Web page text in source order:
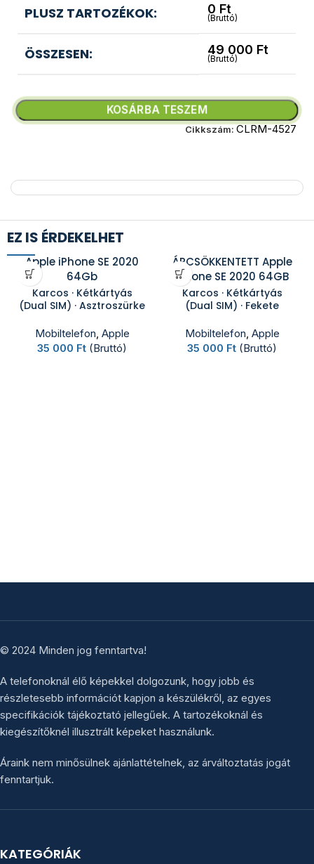
PLUSZ TARTOZÉKOK: 0 Ft
(Bruttó)
ÖSSZESEN: 49 000 Ft
(Bruttó)
KOSÁRBA TESZEM
Cikkszám: CLRM-4527
EZ IS ÉRDEKELHET
Apple iPhone SE 2020
64Gb
Karcos · Kétkártyás
(Dual SIM) · Asztroszürke
Mobiltelefon, Apple
35 000 Ft (Bruttó)
ÁRCSÖKKENTETT Apple
iPhone SE 2020 64GB
Karcos · Kétkártyás
(Dual SIM) · Fekete
Mobiltelefon, Apple
35 000 Ft (Bruttó)
© 2024 Minden jog fenntartva!
A telefonoknál élő képekkel dolgozunk, hogy jobb és
részletesebb információt kapjon a készülékről, az egyes
specifikációk tájékoztató jellegűek. A tartozékoknál és
kiegészítőknél illusztrált képeket használunk.
Áraink nem minősülnek ajánlattételnek, az árváltoztatás jogát
fenntartjuk.
KATEGÓRIÁK